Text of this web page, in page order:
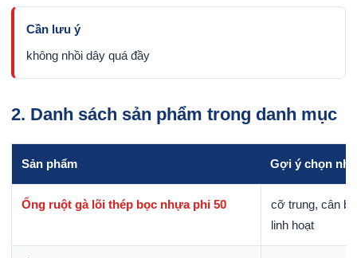
Cần lưu ý
không nhồi dây quá đầy
2. Danh sách sản phẩm trong danh mục
Sản phẩm Gợi ý chọn
Ống ruột gà lõi thép bọc nhựa phi 50
cỡ trung, cân
linh hoạt